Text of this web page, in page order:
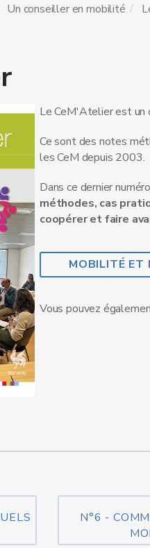
Un conseiller en mobilité
Le CeM'Atelier est un
Ce sont des notes
les CeM depuis 2003.
Dans ce dernier
méthodes, cas
coopérer et faire
MOBILITÉ ET
Vous pouvez
N°6 -